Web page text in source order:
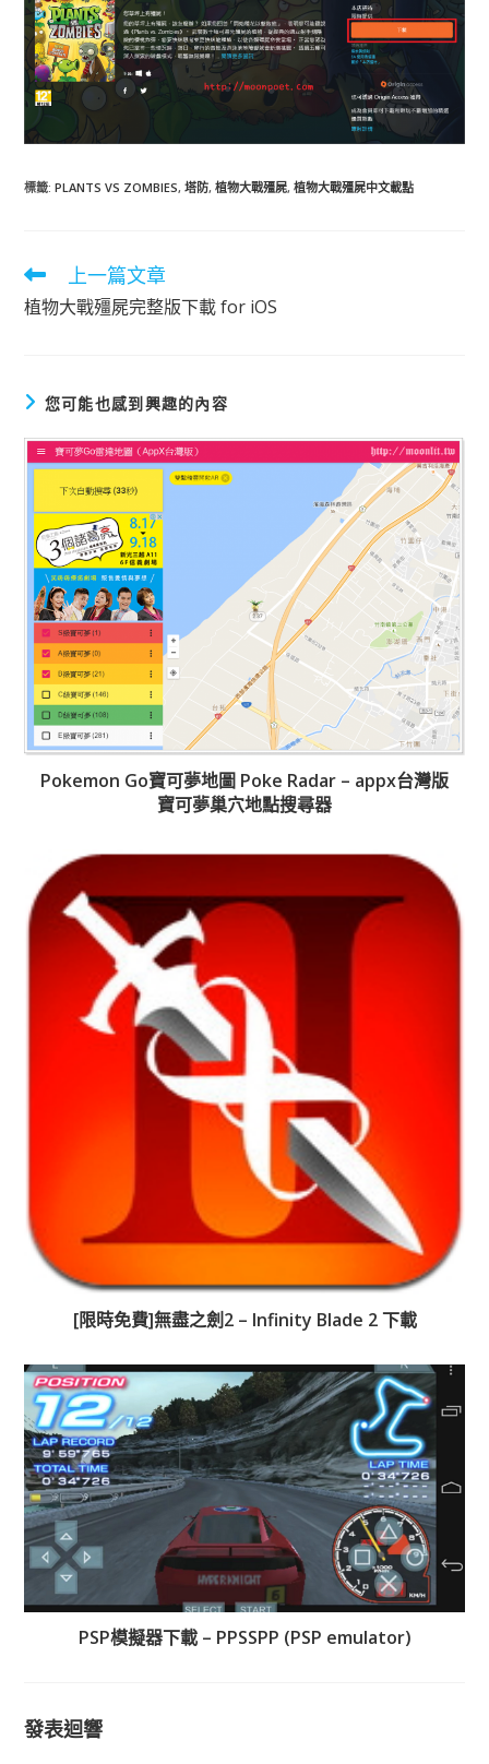
標籤:PLANTS VS ZOMBIES, 塔防, 植物大戰殭屍, 植物大戰殭屍中文載點
閱
讀
更
上一篇文章
植物大戰殭屍完整版下載 for iOS
您可能也感到興趣的內容
Pokemon Go寶可夢地圖 Poke Radar – appx台灣版
寶可夢巢穴地點搜尋器
[限時免費]無盡之劍2 – Infinity Blade 2 下載
PSP模擬器下載 – PPSSPP (PSP emulator)
發表迴響